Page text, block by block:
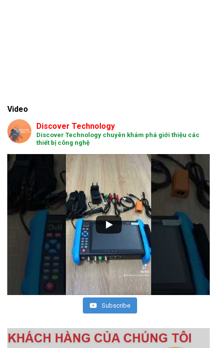
Video
Discover Technology
Discover Technology chuyên khám phá giới thiệu các
thiết bị công nghệ
Subscribe